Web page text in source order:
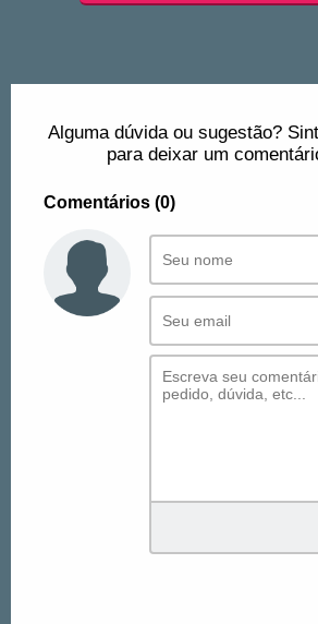
Alguma dúvida ou sugestão?
para deixar um
Comentários (0)